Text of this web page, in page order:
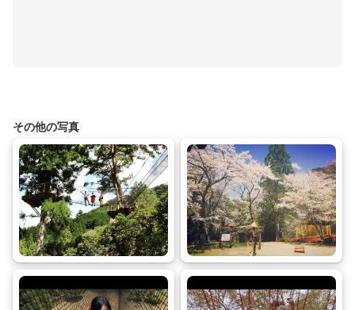
その他の写真